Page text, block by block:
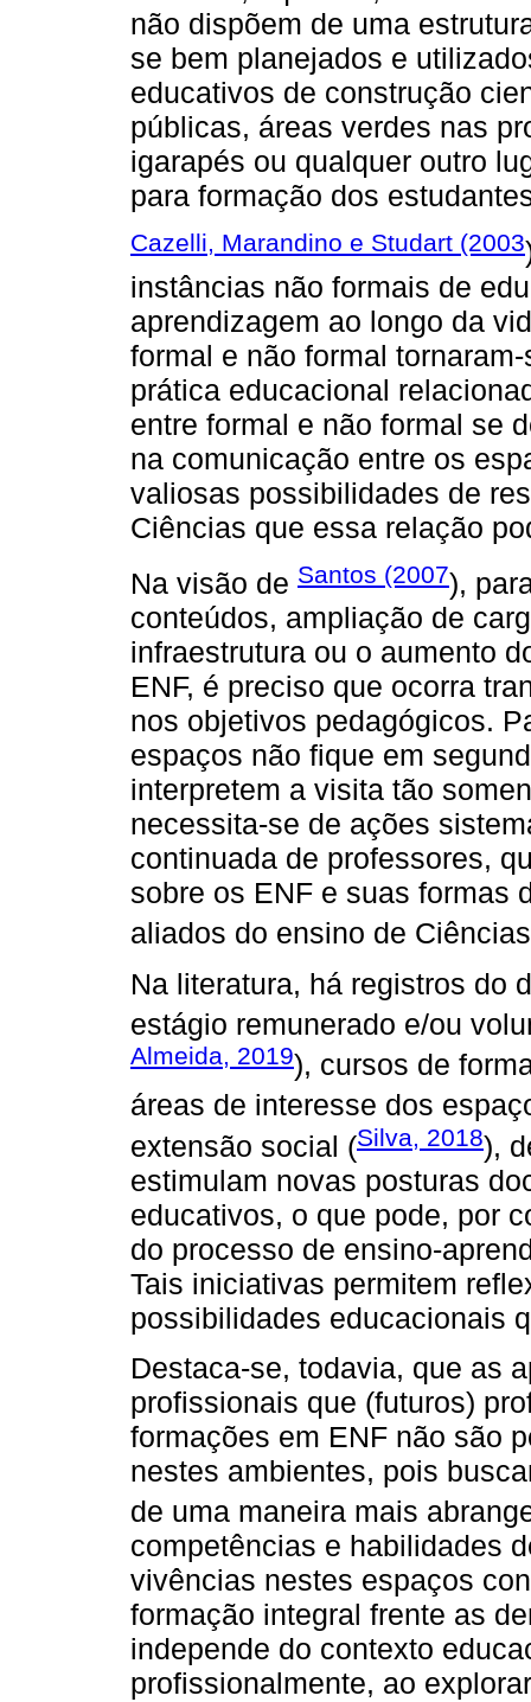
não dispõem de uma
se bem planejados e
educativos de construção
públicas, áreas verdes nas
igarapés ou qualquer outro
para formação dos
Cazelli, Marandino e Studart (2003
instâncias não formais de
aprendizagem ao longo da
formal e não formal
prática educacional
entre formal e não formal se
na comunicação entre os
valiosas possibilidades de
Ciências que essa relação
Na visão de Santos (2007),
conteúdos, ampliação de
infraestrutura ou o aumento
ENF, é preciso que ocorra
nos objetivos pedagógicos.
espaços não fique em
interpretem a visita tão
necessita-se de ações
continuada de professores,
sobre os ENF e suas formas
aliados do ensino de
Na literatura, há registros do
estágio remunerado e/ou
Almeida, 2019), cursos de
áreas de interesse dos
extensão social (Silva, 2018),
estimulam novas posturas
educativos, o que pode, por
do processo de ensino-
Tais iniciativas permitem
possibilidades educacionais
Destaca-se, todavia, que as
profissionais que (futuros)
formações em ENF não são
nestes ambientes, pois
de uma maneira mais
competências e habilidades
vivências nestes espaços
formação integral frente as
independe do contexto
profissionalmente, ao